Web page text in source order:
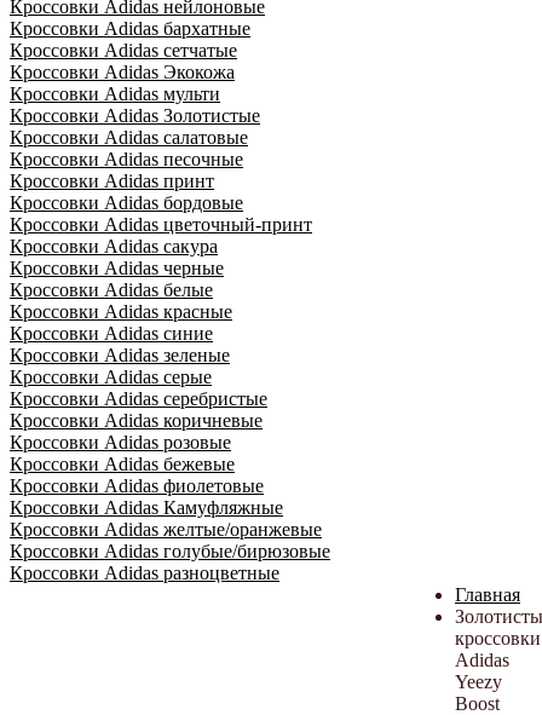
Кроссовки Adidas нейлоновые
Кроссовки Adidas бархатные
Кроссовки Adidas сетчатые
Кроссовки Adidas Экокожа
Кроссовки Adidas мульти
Кроссовки Adidas Золотистые
Кроссовки Adidas салатовые
Кроссовки Adidas песочные
Кроссовки Adidas принт
Кроссовки Adidas бордовые
Кроссовки Adidas цветочный-принт
Кроссовки Adidas сакура
Кроссовки Adidas черные
Кроссовки Adidas белые
Кроссовки Adidas красные
Кроссовки Adidas синие
Кроссовки Adidas зеленые
Кроссовки Adidas серые
Кроссовки Adidas серебристые
Кроссовки Adidas коричневые
Кроссовки Adidas розовые
Кроссовки Adidas бежевые
Кроссовки Adidas фиолетовые
Кроссовки Adidas Камуфляжные
Кроссовки Adidas желтые/оранжевые
Кроссовки Adidas голубые/бирюзовые
Кроссовки Adidas разноцветные
Главная
кроссовки
Adidas
Yeezy
Boost